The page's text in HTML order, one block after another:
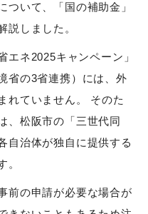
ついて、「国の補助金」
説しました。
エネ2025キャンペーン」
省の3省連携）には、外
れていません。 そのた
、松阪市の「三世代同
自治体が独自に提供する
。
前の申請が必要な場合が